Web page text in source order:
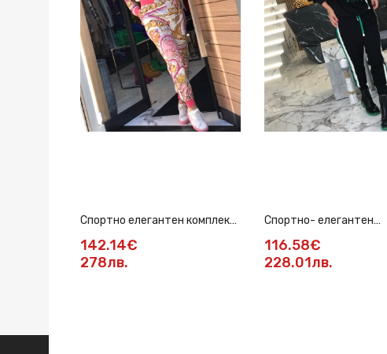
Спортно елегантен комплект
в розово
142.14€
278лв.
Спортно- елегантен
комплект в черен цвят
116.58€
228.01лв.